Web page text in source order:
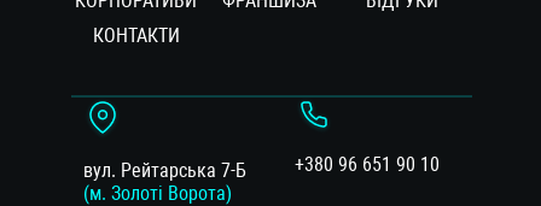
КОНТАКТИ
вул. Рейтарська 7-Б
(м. Золоті Ворота)
+380 96 651 90 10